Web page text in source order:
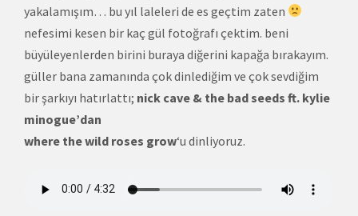
yakalamışım… bu yıl laleleri de es geçtim zaten
nefesimi kesen bir kaç gül fotoğrafı çektim. beni
büyüleyenlerden birini buraya diğerini kapağa bırakayım.
güller bana zamanında çok dinlediğim ve çok sevdiğim
bir şarkıyı hatırlattı; nick cave & the bad seeds ft. kylie
minogue’dan
where the wild roses grow‘u dinliyoruz.